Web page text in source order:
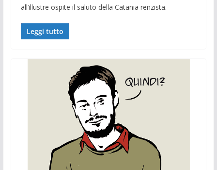
all’illustre ospite il saluto della Catania renzista.
Leggi tutto